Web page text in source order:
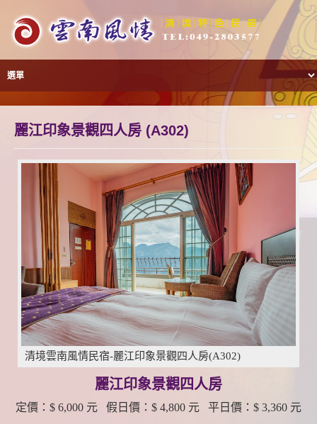
麗江印象景觀四人房 (A302)
清境雲南風情民宿-麗江印象景觀四人房(A302)
麗江印象景觀四人房
定價：$ 6,000 元 假日價：$ 4,800 元 平日價：$ 3,360 元